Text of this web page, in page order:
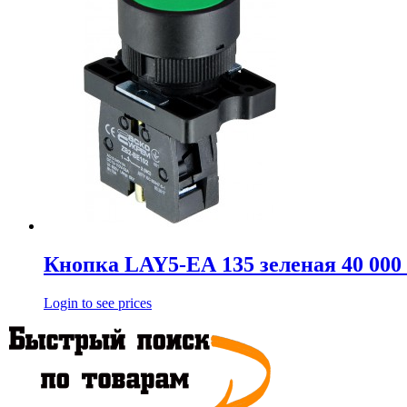
Кнопка LAY5-ЕА 135 зеленая 40 000
Login to see prices